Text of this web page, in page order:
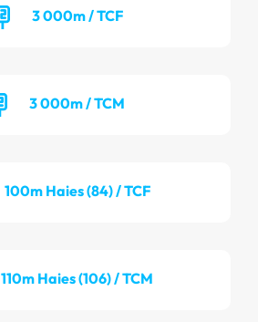
3 000m / TCF
3 000m / TCM
100m Haies (84) / TCF
110m Haies (106) / TCM